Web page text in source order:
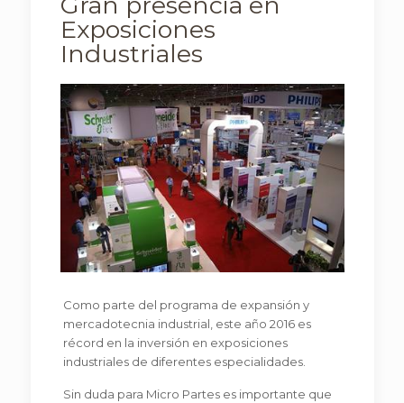
Exposiciones
Industriales
Como parte del programa de expansión y
mercadotecnia industrial, este año 2016 es
récord en la inversión en exposiciones
industriales de diferentes especialidades.
Sin duda para Micro Partes es importante que